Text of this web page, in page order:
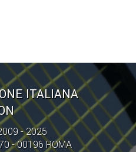
ITALIANA
- 2025
- 00196 ROMA